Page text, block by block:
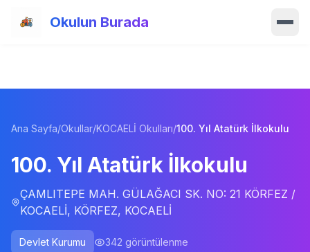
Okulun Burada
Okullar
Haberler
Blog
Hakkımızda
Ana Sayfa/Okullar/KOCAELİ Okulları/100. Yıl Atatürk İlkokulu
100. Yıl Atatürk İlkokulu
ÇAMLITEPE MAH. GÜLAĞACI SK. NO: 21 KÖRFEZ /
KOCAELİ, KÖRFEZ, KOCAELİ
Devlet Kurumu 342 görüntülenme